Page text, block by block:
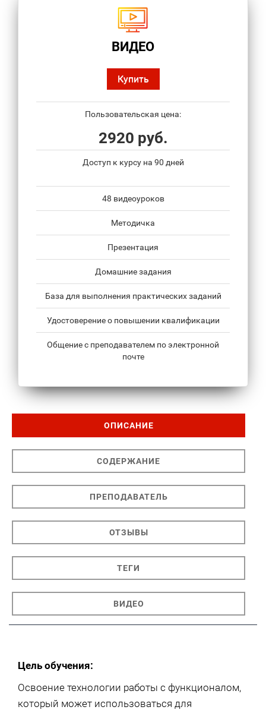
ВИДЕО
Купить
Пользовательская цена:
2920 руб.
Доступ к курсу на 90 дней
48 видеоуроков
Методичка
Презентация
Домашние задания
База для выполнения практических заданий
Удостоверение о повышении квалификации
Общение с преподавателем по электронной
почте
ОПИСАНИЕ
СОДЕРЖАНИЕ
ПРЕПОДАВАТЕЛЬ
ОТЗЫВЫ
ТЕГИ
ВИДЕО
Цель обучения:
Освоение технологии работы с функционалом,
который может использоваться для